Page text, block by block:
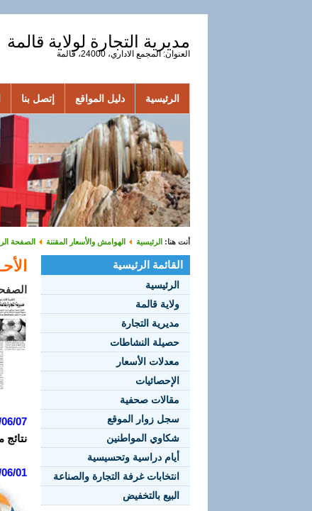
مديرية التجارة لولاية قالمة
العنوان: المجمع الاداري، 24000، قالمة
الرئيسية دليل المواقع إتصل بنا
أنت هنا: الرئيسية الهوامش والأسعار المقننة الصفحة
القائمة الرئيسية
الرئيسية
ولاية قالمة
مديرية التجارة
حصيلة النشاطات
معدلات الأسعار
الإحصائيات
مقالات صحفية
سجل زوار الموقع
شكاوي المواطنين
أيام دراسية وتحسيسية
انتخابات غرفة التجارة والصناعة
البيع بالتخفيض
الصفحة 3
07:
01: